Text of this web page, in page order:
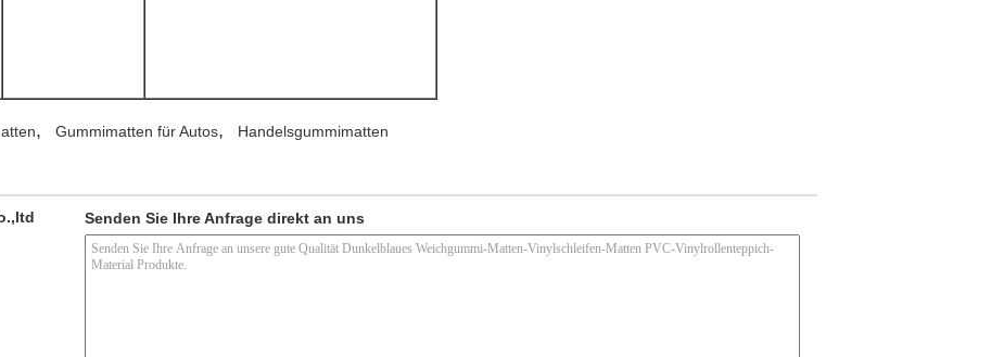
, Gummimatten für Autos, Handelsgummimatten
Senden Sie Ihre Anfrage direkt an uns